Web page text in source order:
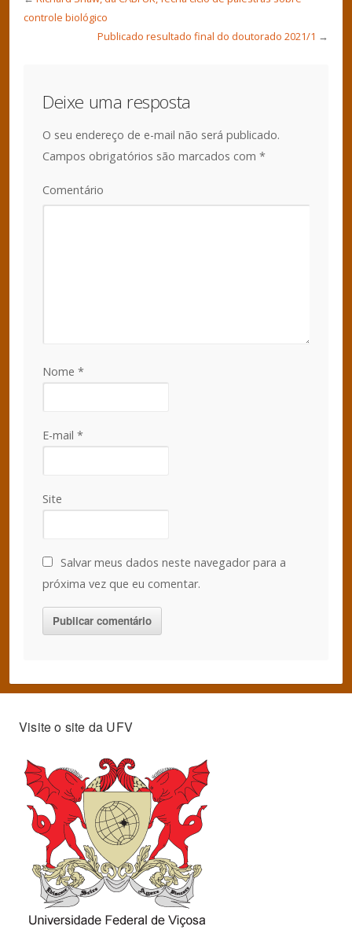
controle biológico
Publicado resultado final do doutorado 2021/1 →
Deixe uma resposta
O seu endereço de e-mail não será publicado.
Campos obrigatórios são marcados com *
Comentário
Nome *
E-mail *
Site
Salvar meus dados neste navegador para a
próxima vez que eu comentar.
Visite o site da UFV